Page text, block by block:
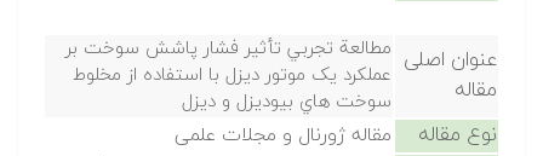
عنوان اصلی
مقاله
مطالعة تجربي تأثير فشار پاشش سوخت بر
عملکرد يک موتور ديزل با استفاده از مخلوط
سوخت هاي بيوديزل و ديزل
نوع مقاله مقاله ژورنال و مجلات علمی